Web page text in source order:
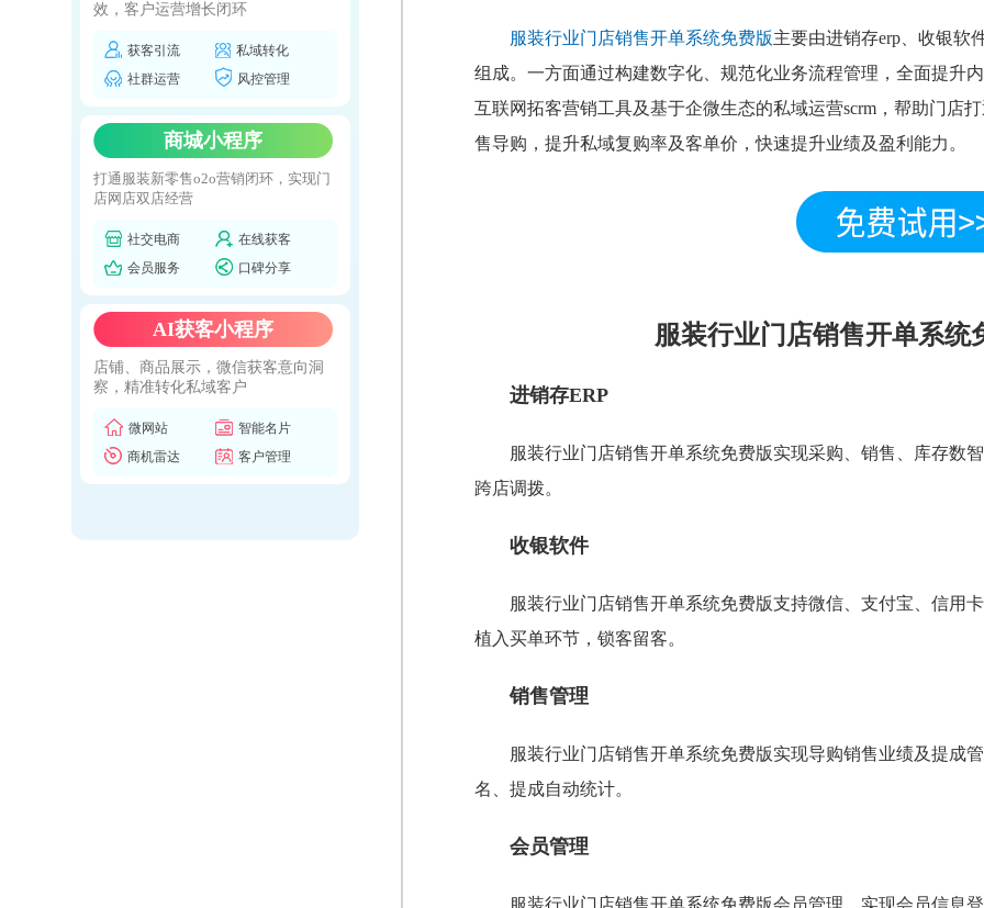
效，客户运营增长闭环
获客引流
私域转化
社群运营
风控管理
商城小程序
打通服装新零售o2o营销闭环，实现门
店网店双店经营
社交电商
在线获客
会员服务
口碑分享
AI获客小程序
店铺、商品展示，微信获客意向洞
察，精准转化私域客户
微网站
智能名片
商机雷达
客户管理
服装行业门店销售开单系统免费版主要由进销存erp、收银软
组成。一方面通过构建数字化、规范化业务流程管理，全面提升
互联网拓客营销工具及基于企微生态的私域运营scrm，帮助门店
售导购，提升私域复购率及客单价，快速提升业绩及盈利能力。
服装行业门店销售开单系统
进销存ERP
服装行业门店销售开单系统免费版实现采购、销售、库存数
跨店调拨。
收银软件
服装行业门店销售开单系统免费版支持微信、支付宝、信用
植入买单环节，锁客留客。
销售管理
服装行业门店销售开单系统免费版实现导购销售业绩及提成
名、提成自动统计。
会员管理
服装行业门店销售开单系统免费版会员管理，实现会员信息